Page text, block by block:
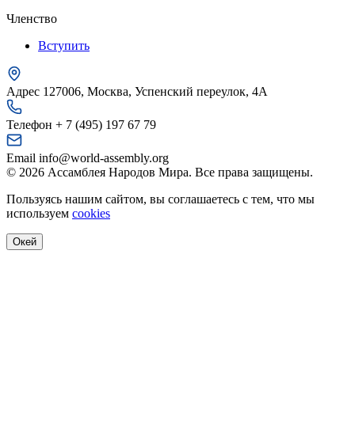
Членство
Вступить
Адрес 127006, Москва, Успенский переулок, 4А
Телефон + 7 (495) 197 67 79
Email info@world-assembly.org
© 2026 Ассамблея Народов Мира. Все права защищены.
Пользуясь нашим сайтом, вы соглашаетесь с тем, что мы
используем cookies
Окей